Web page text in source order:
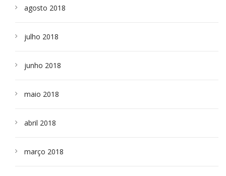
agosto 2018
julho 2018
junho 2018
maio 2018
abril 2018
março 2018